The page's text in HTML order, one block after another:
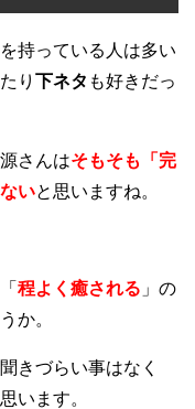
を持っている人は多い
り 下ネタ も好きだっ
さんはそもそも「完
いと思いますね。
程よく癒される 」の
か。
きづらい事はなく
います。